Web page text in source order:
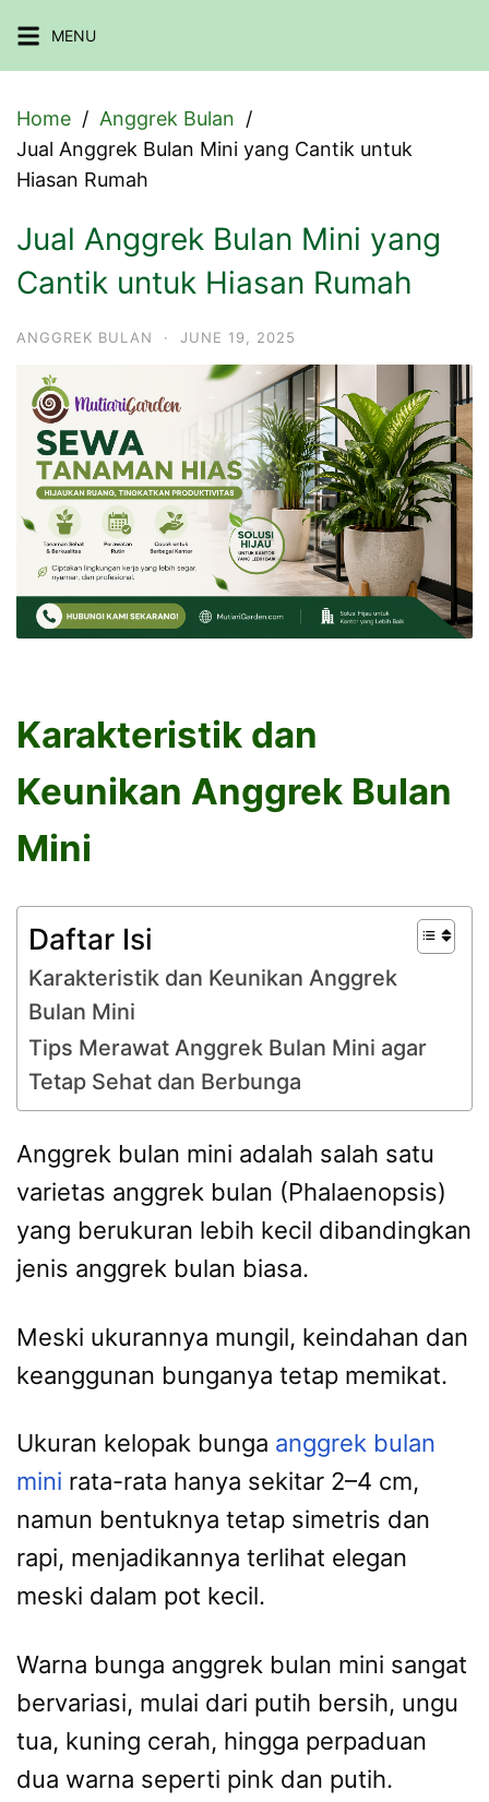
to
MENU
Home
Anggrek Bulan
Jual Anggrek Bulan Mini yang Cantik untuk
Hiasan Rumah
Jual Anggrek Bulan Mini yang
Cantik untuk Hiasan Rumah
ANGGREK BULAN · JUNE 19, 2025
Karakteristik dan
Keunikan Anggrek Bulan
Mini
Daftar Isi
Karakteristik dan Keunikan Anggrek
Bulan Mini
Tips Merawat Anggrek Bulan Mini agar
Tetap Sehat dan Berbunga
Anggrek bulan mini adalah salah satu
varietas anggrek bulan (Phalaenopsis)
yang berukuran lebih kecil dibandingkan
jenis anggrek bulan biasa.
Meski ukurannya mungil, keindahan dan
keanggunan bunganya tetap memikat.
Ukuran kelopak bunga anggrek bulan
mini rata-rata hanya sekitar 2–4 cm,
namun bentuknya tetap simetris dan
rapi, menjadikannya terlihat elegan
meski dalam pot kecil.
Warna bunga anggrek bulan mini sangat
bervariasi, mulai dari putih bersih, ungu
tua, kuning cerah, hingga perpaduan
dua warna seperti pink dan putih.